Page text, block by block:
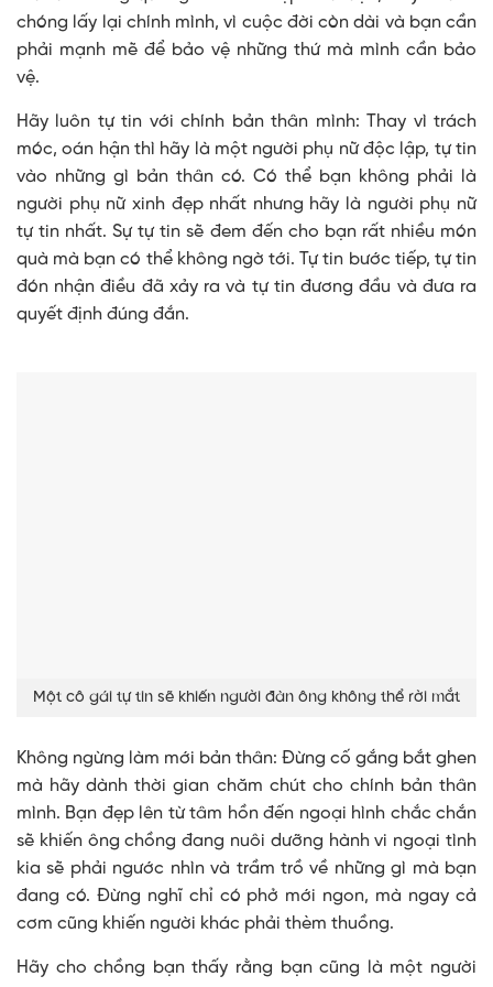
chóng lấy lại chính mình, vì cuộc đời còn dài và bạn cần
phải mạnh mẽ để bảo vệ những thứ mà mình cần bảo
vệ.
Hãy luôn tự tin với chính bản thân mình: Thay vì trách
móc, oán hận thì hãy là một người phụ nữ độc lập, tự tin
vào những gì bản thân có. Có thể bạn không phải là
người phụ nữ xinh đẹp nhất nhưng hãy là người phụ nữ
tự tin nhất. Sự tự tin sẽ đem đến cho bạn rất nhiều món
quà mà bạn có thể không ngờ tới. Tự tin bước tiếp, tự tin
đón nhận điều đã xảy ra và tự tin đương đầu và đưa ra
quyết định đúng đắn.
Một cô gái tự tin sẽ khiến người đàn ông không thể rời mắt
Không ngừng làm mới bản thân: Đừng cố gắng bắt ghen
mà hãy dành thời gian chăm chút cho chính bản thân
mình. Bạn đẹp lên từ tâm hồn đến ngoại hình chắc chắn
sẽ khiến ông chồng đang nuôi dưỡng hành vi ngoại tình
kia sẽ phải ngước nhìn và trầm trồ về những gì mà bạn
đang có. Đừng nghĩ chỉ có phở mới ngon, mà ngay cả
cơm cũng khiến người khác phải thèm thuồng.
Hãy cho chồng bạn thấy rằng bạn cũng là một người